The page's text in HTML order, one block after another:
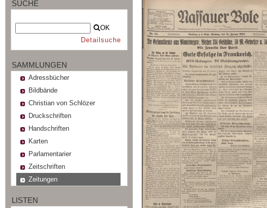
SUCHE
OK
Detailsuche
SAMMLUNGEN
Adressbücher
Bildbände
Christian von Schlözer
Druckschriften
Handschriften
Karten
Parlamentarier
Zeitschriften
Zeitungen
LISTEN